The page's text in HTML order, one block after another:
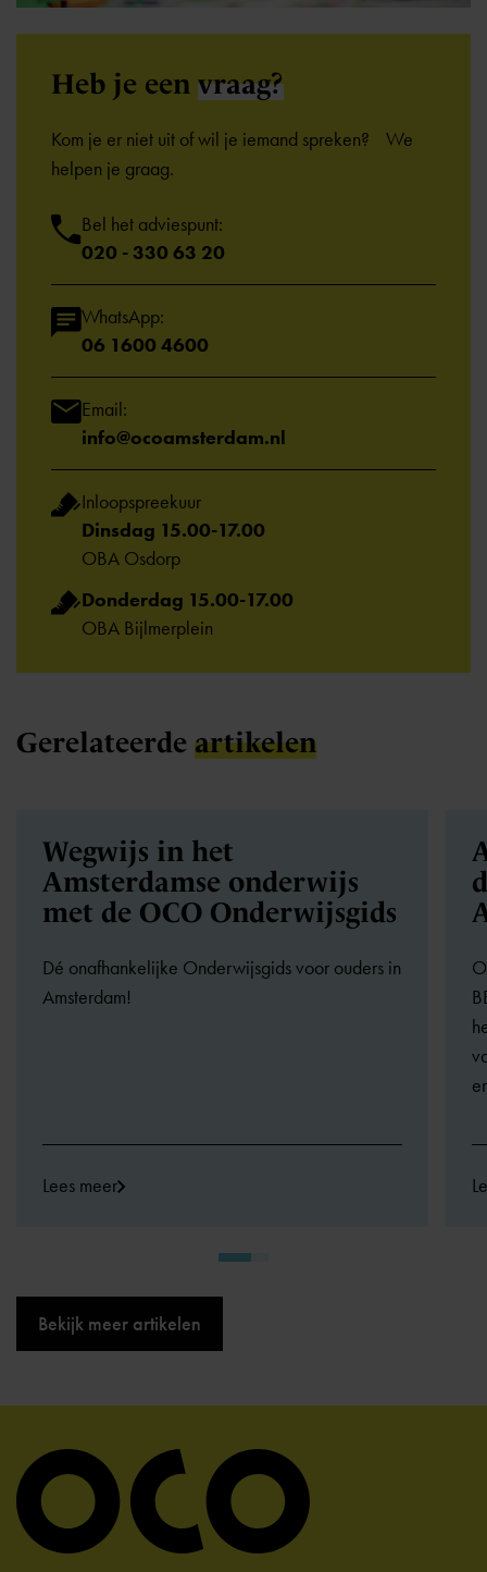
Heb je een vraag?
Kom je er niet uit of wil je iemand spreken? We
helpen je graag.
Bel het adviespunt:
020 - 330 63 20
WhatsApp:
06 1600 4600
Email:
info@ocoamsterdam.nl
Inloopspreekuur
Dinsdag 15.00-17.00
OBA Osdorp
Donderdag 15.00-17.00
OBA Bijlmerplein
Gerelateerde artikelen
Wegwijs in het
Amsterdamse onderwijs
met de OCO Onderwijsgids
Dé onafhankelijke Onderwijsgids voor ouders in
Amsterdam!
Lees meer
Bekijk meer artikelen